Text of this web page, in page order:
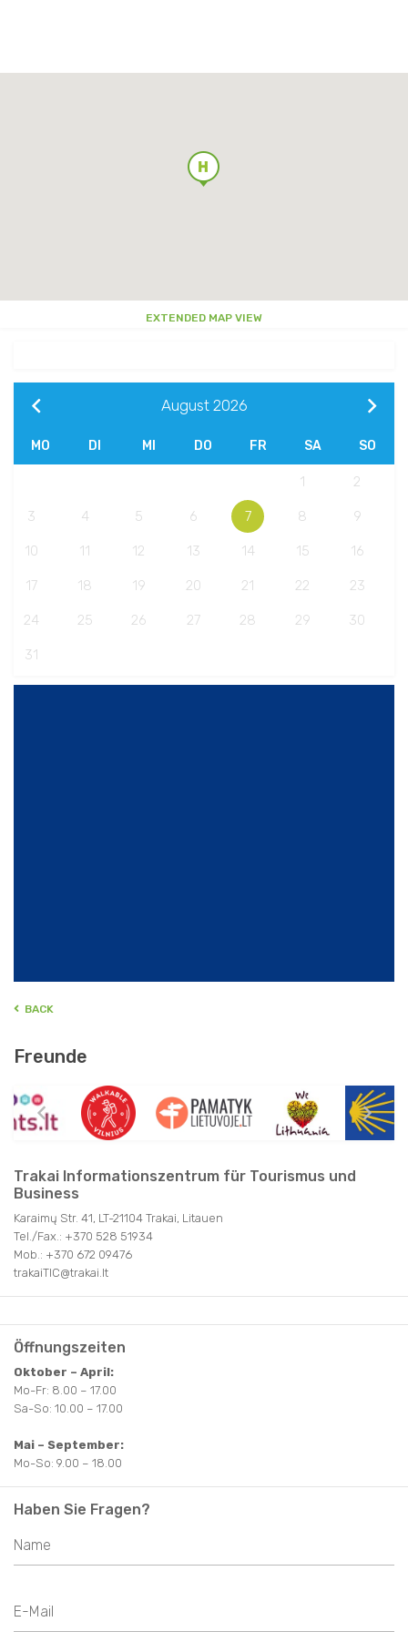
EXTENDED MAP VIEW
August 2026
MO DI MI DO FR SA SO
1 2
3 4 5 6 7 8 9
10 11 12 13 14 15 16
17 18 19 20 21 22 23
24 25 26 27 28 29 30
31
BACK
Freunde
Trakai Informationszentrum für Tourismus und
Business
Karaimų Str. 41, LT-21104 Trakai, Litauen
Tel./Fax.: +370 528 51934
Mob.: +370 672 09476
trakaiTIC@trakai.lt
Öffnungszeiten
Oktober – April:
Mo-Fr: 8.00 – 17.00
Sa-So: 10.00 – 17.00
Mai – September:
Mo-So: 9.00 – 18.00
Haben Sie Fragen?